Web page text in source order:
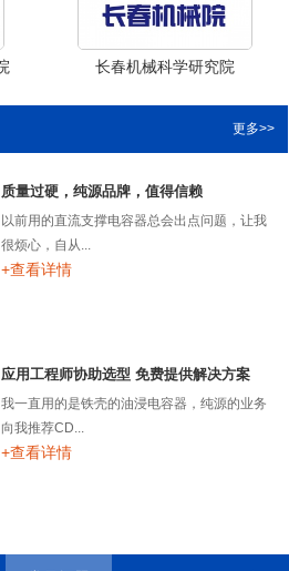
长春机械科学研究院
更多>>
质量过硬，纯源品牌，值得信赖
以前用的直流支撑电容器总会出点问题，让我
很烦心，自从...
+查看详情
应用工程师协助选型 免费提供解决方案
我一直用的是铁壳的油浸电容器，纯源的业务
向我推荐CD...
+查看详情